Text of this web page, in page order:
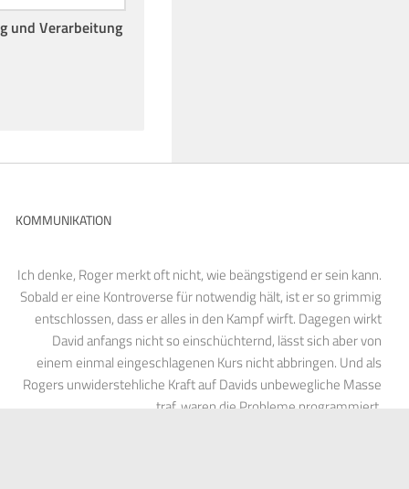
und Verarbeitung
KOMMUNIKATION
Ich denke, Roger merkt oft nicht, wie beängstigend er sein kann.
Sobald er eine Kontroverse für notwendig hält, ist er so grimmig
entschlossen, dass er alles in den Kampf wirft. Dagegen wirkt
David anfangs nicht so einschüchternd, lässt sich aber von
einem einmal eingeschlagenen Kurs nicht abbringen. Und als
Rogers unwiderstehliche Kraft auf Davids unbewegliche Masse
traf, waren die Probleme programmiert.